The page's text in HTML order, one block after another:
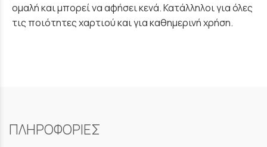
ομαλή και μπορεί να αφήσει κενά. Κατάλληλοι για όλες
τις ποιότητες χαρτιού και για καθημερινή χρήση.
ΠΛΗΡΟΦΟΡΙΕΣ